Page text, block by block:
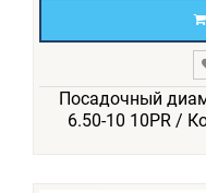
Посадочный
6.50-10 10PR /